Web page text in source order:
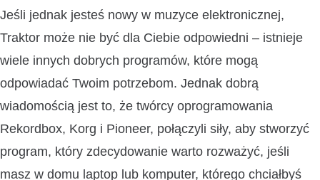
Jeśli jednak jesteś nowy w muzyce elektronicznej,
Traktor może nie być dla Ciebie odpowiedni – istnieje
wiele innych dobrych programów, które mogą
odpowiadać Twoim potrzebom. Jednak dobrą
wiadomością jest to, że twórcy oprogramowania
Rekordbox, Korg i Pioneer, połączyli siły, aby stworzyć
program, który zdecydowanie warto rozważyć, jeśli
masz w domu laptop lub komputer, którego chciałbyś